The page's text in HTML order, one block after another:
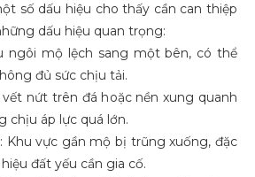
số dấu hiệu cho thấy cần can thiệp
dấu hiệu quan trọng:
ngôi mộ lệch sang một bên, có thể
đủ sức chịu tải.
nứt trên đá hoặc nền xung quanh
chịu áp lực quá lớn.
Khu vực gần mộ bị trũng xuống, đặc
đất yếu cần gia cố.